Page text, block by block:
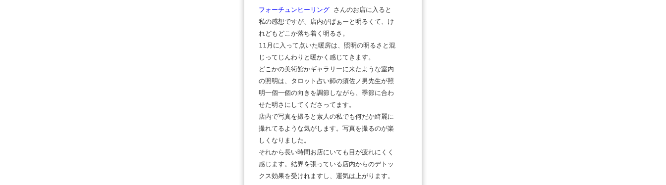
フォーチュンヒーリングさんのお店に入ると
私の感想ですが、店内がぱぁーと明るくて、け
れどもどこか落ち着く明るさ。
11月に入って点いた暖房は、照明の明るさと混
じってじんわりと暖かく感じてきます。
どこかの美術館かギャラリーに来たような室内
の照明は、タロット占い師の須佐ノ男先生が照
明一個一個の向きを調節しながら、季節に合わ
せた明さにしてくださってます。
店内で写真を撮ると素人の私でも何だか綺麗に
撮れてるような気がします。写真を撮るのが楽
しくなりました。
それから長い時間お店にいても目が疲れにくく
感じます。結界を張っている店内からのデトッ
クス効果を受けれますし、運気は上がります。